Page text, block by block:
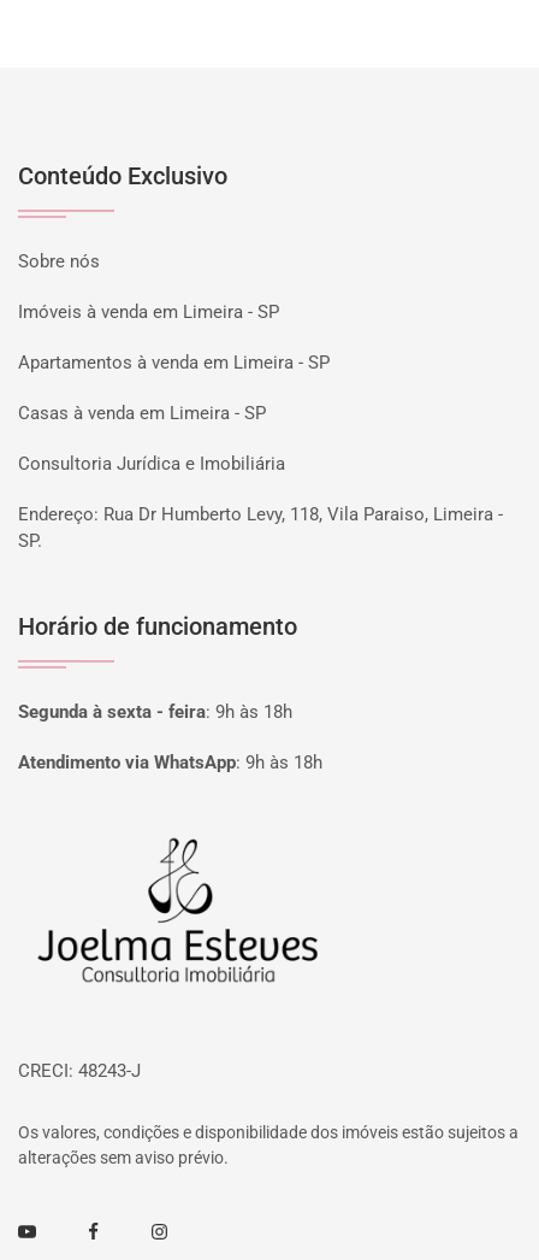
Conteúdo Exclusivo
Sobre nós
Imóveis à venda em Limeira - SP
Apartamentos à venda em Limeira - SP
Casas à venda em Limeira - SP
Consultoria Jurídica e Imobiliária
Endereço: Rua Dr Humberto Levy, 118, Vila Paraiso, Limeira -
SP.
Horário de funcionamento
Segunda à sexta - feira: 9h às 18h
Atendimento via WhatsApp: 9h às 18h
CRECI: 48243-J
Os valores, condições e disponibilidade dos imóveis estão sujeitos a
alterações sem aviso prévio.
Youtube FacebookInstagram